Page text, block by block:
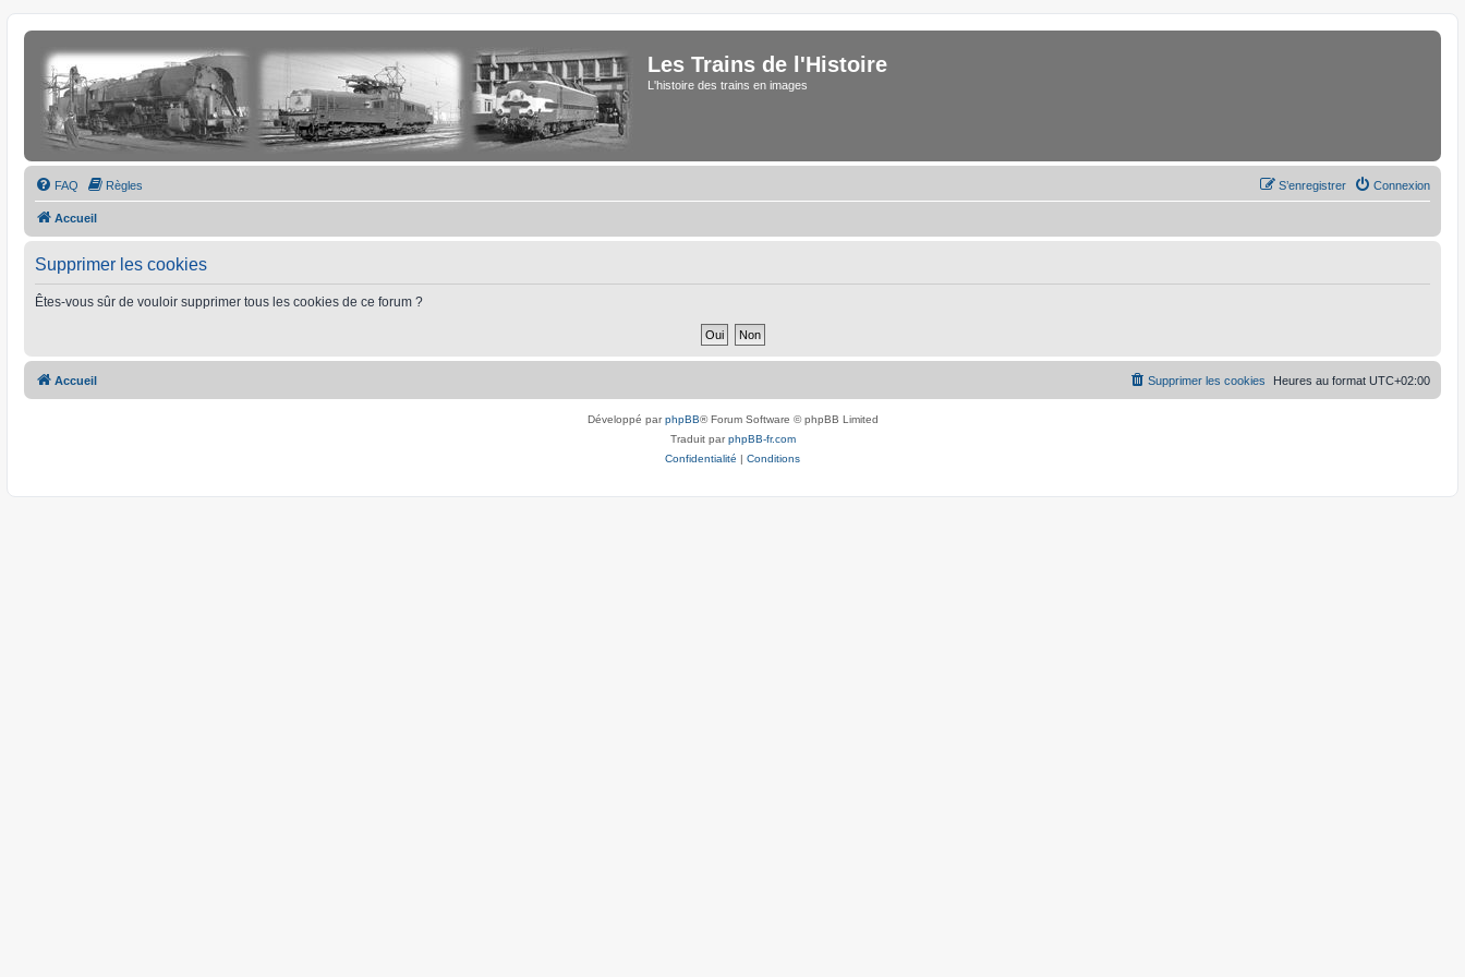
Les Trains de l'Histoire
L'histoire des trains en images
FAQ Règles Connexion
S’enregistrer
Accueil
Supprimer les cookies
Êtes-vous sûr de vouloir supprimer tous les cookies de ce forum ?
Accueil Heures au format UTC+02:00
Supprimer les cookies
Développé parphpBB® Forum Software © phpBB Limited
Traduit parphpBB-fr.com
Confidentialité | Conditions